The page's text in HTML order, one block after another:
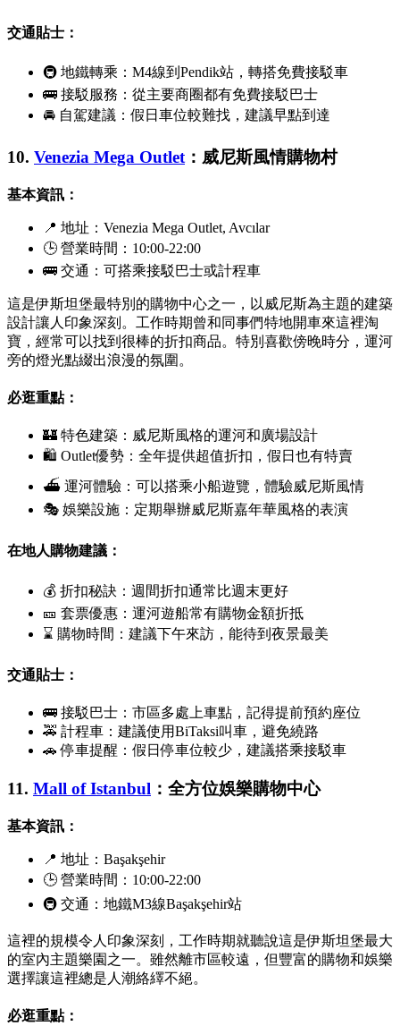
交通貼士：
🚇 地鐵轉乘：M4線到 Pendik站，轉搭免費接駁車
🚌 接駁服務：從主要商圈都有免費接駁巴士
🚘 自駕建議：假日車位較難找，建議早點到達
10. Venezia Mega Outlet ：威尼斯風情購物村
基本資訊：
📍 地址： Venezia Mega Outlet, Avcılar
🕒 營業時間：10:00-22:00
🚌 交通：可搭乘接駁巴士或計程車
這是伊斯坦堡最特別的購物中心之一，以威尼斯為主題的建築
設計讓人印象深刻。工作時期曾和同事們特地開車來這裡淘
寶，經常可以找到很棒的折扣商品。特別喜歡傍晚時分，運河
旁的燈光點綴出浪漫的氛圍。
必逛重點：
🏰 特色建築：威尼斯風格的運河和廣場設計
🛍 Outlet優勢：全年提供超值折扣，假日也有特賣
⛴ 運河體驗：可以搭乘小船遊覽，體驗威尼斯風情
🎭 娛樂設施：定期舉辦威尼斯嘉年華風格的表演
在地人購物建議：
💰 折扣秘訣：週間折扣通常比週末更好
🎫 套票優惠：運河遊船常有購物金額折抵
⌛ 購物時間：建議下午來訪，能待到夜景最美
交通貼士：
🚌 接駁巴士：市區多處上車點，記得提前預約座位
🚕 計程車：建議使用BiTaksi叫車，避免繞路
🚗 停車提醒：假日停車位較少，建議搭乘接駁車
11. Mall of Istanbul ：全方位娛樂購物中心
基本資訊：
📍 地址： Başakşehir
🕒 營業時間：10:00-22:00
🚇 交通：地鐵M3線Başakşehir站
這裡的規模令人印象深刻，工作時期就聽說這是伊斯坦堡最大
的室內主題樂園之一。雖然離市區較遠，但豐富的購物和娛樂
選擇讓這裡總是人潮絡繹不絕。
必逛重點：